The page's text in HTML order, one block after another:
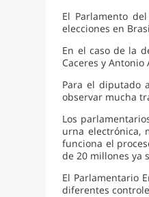
El Parlamento
elecciones en
En el caso de la
Caceres y Antonio
Para el diputado
observar mucha
Los
urna electrónica,
funciona el
de 20 millones ya
El Parlamentario
diferentes